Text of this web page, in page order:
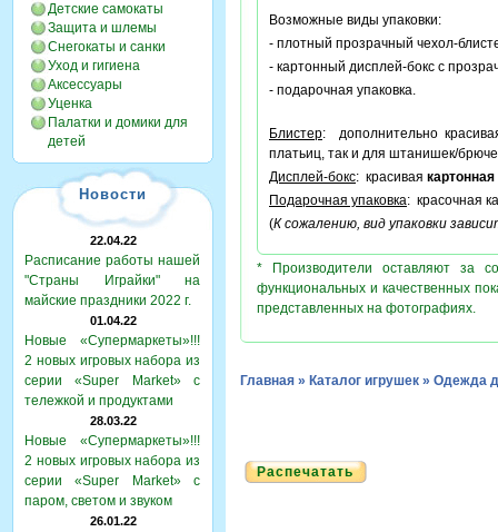
Детские самокаты
Защита и шлемы
Снегокаты и санки
Уход и гигиена
Аксессуары
Уценка
Палатки и домики для
детей
Новости
22.04.22
Расписание работы нашей
"Страны Играйки" на
майские праздники 2022 г.
01.04.22
Новые «Супермаркеты»!!!
2 новых игровых набора из
серии «Super Market» с
тележкой и продуктами
28.03.22
Новые «Супермаркеты»!!!
2 новых игровых набора из
серии «Super Market» с
паром, светом и звуком
26.01.22
Возможные виды упаковки:
- плотный прозрачный чехол-
- картонный дисплей-бокс с
- подарочная упаковка.
Блистер: дополнительно
платьиц, так и для штанишек/
Дисплей-бокс: красивая картонная
Подарочная упаковка: красочная
(К сожалению, вид упаковки
* Производители оставляют за
функциональных и качественных
представленных на фотографиях.
Главная » Каталог игрушек » Одежда
Распечатать